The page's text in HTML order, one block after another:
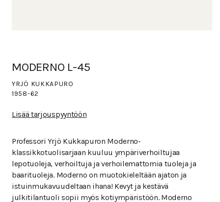
MODERNO L-45
YRJÖ KUKKAPURO
1958-62
Lisää tarjouspyyntöön
Professori Yrjö Kukkapuron Moderno-
klassikkotuolisarjaan kuuluu ympäriverhoiltujaa
lepotuoleja, verhoiltuja ja verhoilemattomia tuoleja ja
baarituoleja. Moderno on muotokieleltään ajaton ja
istuinmukavuudeltaan ihana! Kevyt ja kestävä
julkitilantuoli sopii myös kotiympäristöön. Moderno